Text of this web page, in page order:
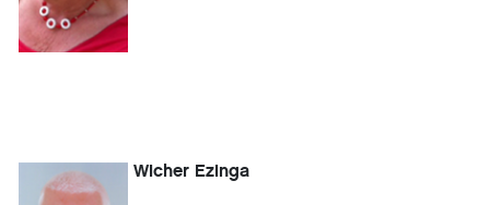
Wicher Ezinga